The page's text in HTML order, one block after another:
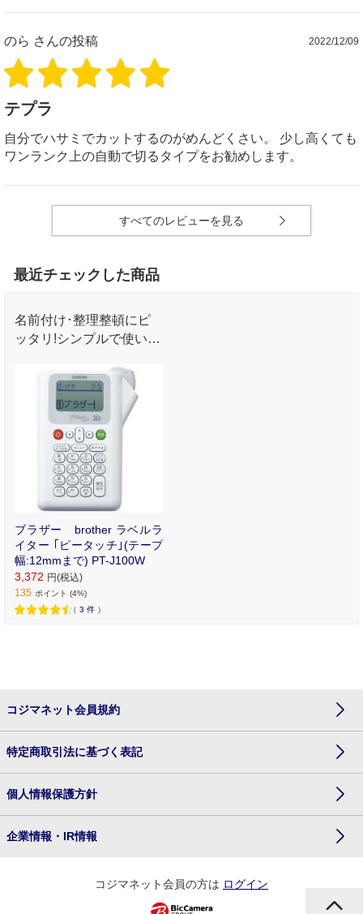
のら さんの投稿 2022/12/09
テプラ
自分でハサミでカットするのがめんどくさい。 少し高くても
ワンランク上の自動で切るタイプをお勧めします。
すべてのレビューを見る
最近チェックした商品
名前付け･整理整頓にピ
ッタリ!シンプルで使いや
ブラザー brother ラベルラ
イター ｢ピータッチ｣(テープ
幅:12mmまで) PT-J100W
3,372 円(税込)
135 ポイント (4%)
（ 3 件 ）
コジマネット会員規約
特定商取引法に基づく表記
個人情報保護方針
企業情報・IR情報
コジマネット会員の方は ログイン